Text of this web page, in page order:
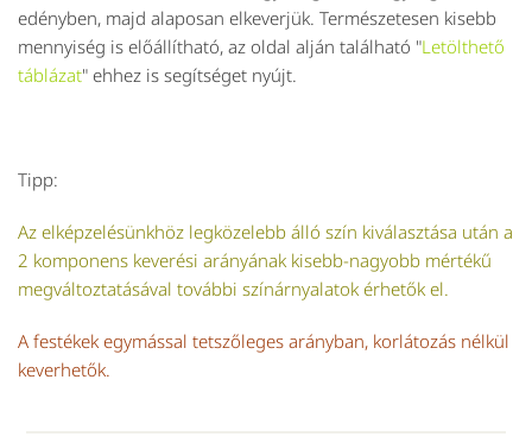
edényben, majd alaposan elkeverjük. Természetesen kisebb
mennyiség is előállítható, az oldal alján található "Letölthető
táblázat" ehhez is segítséget nyújt.
Tipp:
Az elképzelésünkhöz legközelebb álló szín kiválasztása után a
2 komponens keverési arányának kisebb-nagyobb mértékű
megváltoztatásával további színárnyalatok érhetők el.
A festékek egymással tetszőleges arányban, korlátozás nélkül
keverhetők.